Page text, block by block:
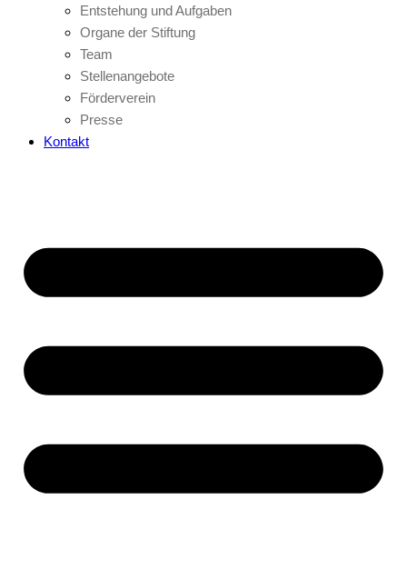
Entstehung und Aufgaben
Organe der Stiftung
Team
Stellenangebote
Förderverein
Presse
Kontakt